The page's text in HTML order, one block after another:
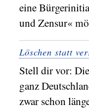
eine
und Zensur«
Löschen statt
Stell dir vor:
ganz
zwar schon